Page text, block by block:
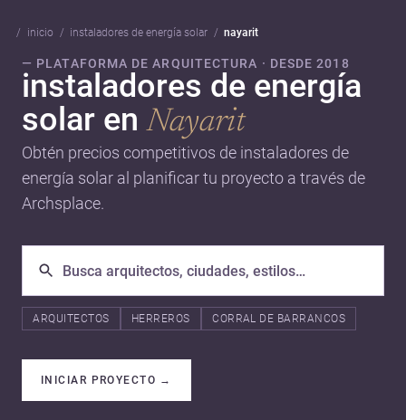
inicio instaladores de energía solar nayarit
— PLATAFORMA DE ARQUITECTURA · DESDE 2018
instaladores de energía
solar enNayarit
Obtén precios competitivos de instaladores de
energía solar al planificar tu proyecto a través de
Archsplace.
ARQUITECTOS HERREROS CORRAL DE BARRANCOS
INICIAR PROYECTO →